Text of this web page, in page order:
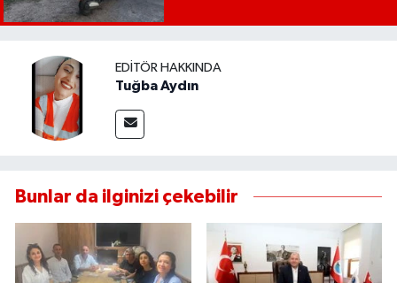
EDITÖR HAKKINDA
Tuğba Aydın
Bunlar da ilginizi çekebilir
YURT